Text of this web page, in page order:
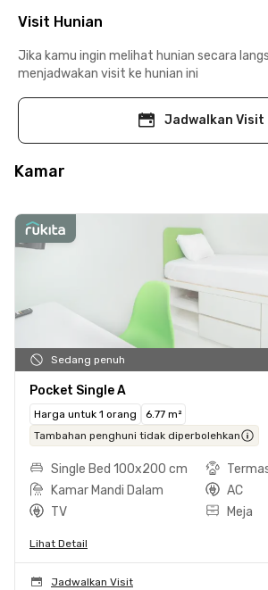
Visit Hunian
Jika kamu ingin melihat hunian secara
menjadwakan visit ke hunian ini
Jadwalkan Visit
Kamar
Sedang penuh
Pocket Single A
Harga untuk 1 orang
6.77 m²
Tambahan penghuni tidak diperbolehkan
Single Bed 100x200 cm
Kamar Mandi Dalam
AC
TV
Meja
Lihat Detail
Jadwalkan Visit